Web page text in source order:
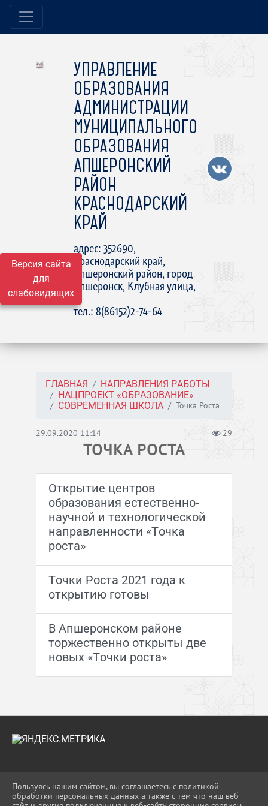
Версия сайта
для
слабовидящих
УПРАВЛЕНИЕ
ОБРАЗОВАНИЯ
АДМИНИСТРАЦИИ
МУНИЦИПАЛЬНОГО
ОБРАЗОВАНИЯ
АПШЕРОНСКИЙ
РАЙОН
КРАСНОДАРСКИЙ
КРАЙ
адрес: 352690,
Краснодарский край,
Апшеронский район, город
Апшеронск, Клубная улица,
15
тел.: 8(86152)2-74-64
ГЛАВНАЯ
НАПРАВЛЕНИЯ РАБОТЫ
НАЦПРОЕКТ «ОБРАЗОВАНИЕ»
СОВРЕМЕННАЯ ШКОЛА
Точка Роста
29.09.2020 11:14 29
ТОЧКА РОСТА
Открытие центров
образования естественно-
научной и технологической
направленности «Точка
роста»
Точки Роста 2021 года к
открытию готовы
В Апшеронском районе
торжественно открыты две
новых «Точки роста»
ВХОД
КАРТА САЙТА
Пользуясь нашим сайтом, вы соглашаетесь с политикой
обработки персональных данных а также с тем что наш веб-